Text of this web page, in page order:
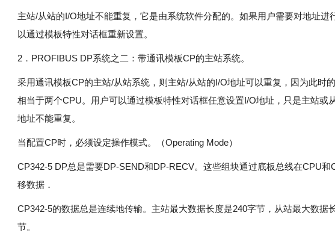
主站/从站的I/O地址不能重复，它是由系统软件分配的。如果用户需要对地址进
以通过模板特性对话框重新设置。
2．PROFIBUS DP系统之二：带通讯模板CP的主站系统。
采用通讯模板CP的主站/从站系统，则主站/从站的I/O地址可以重复，因为此时
相当于两个CPU。用户可以通过模板特性对话框任意设置I/O地址，只是主站或
地址不能重复。
当配置CP时，必须设定操作模式。（Operating Mode）
CP342-5 DP总是需要DP-SEND和DP-RECV。这些组块通过底板总线在CPU和
移数据．
CP342-5的数据总是连续地传输。主站最大数据长度是240字节，从站最大数据
节。